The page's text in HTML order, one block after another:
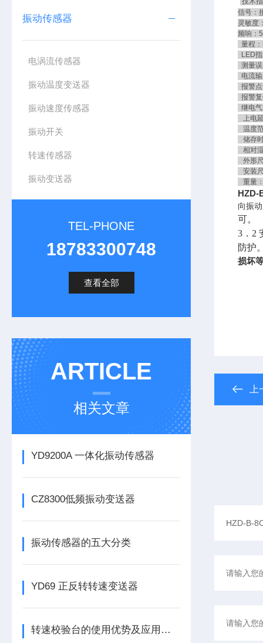
振动传感器
电涡流传感器
振动温度变送器
振动速度传感器
振动开关
转速传感器
振动变送器
TEL-PHONE
18783300748
查看全部
ARTICLE
相关文章
YD9200A 一体化振动传感器
CZ8300低频振动变送器
振动传感器的五大分类
YD69 正反转转速变送器
转速校验台的使用优势及应用有哪些
信号：
灵敏度
频响：
量程
LED
测量
电流
报警
报警
继电
上电
温度
储存
相对
外形
安装
重量
HZD-
向振
可。
3．2
防护
损坏